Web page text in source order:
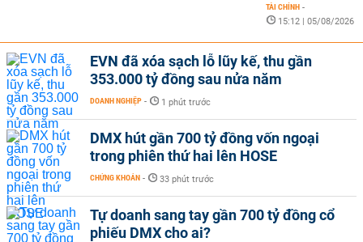
TÀI CHÍNH -
15:12 | 05/08/2026
EVN đã xóa sạch lỗ lũy kế, thu gần
353.000 tỷ đồng sau nửa năm
DOANH NGHIỆP - 1 phút trước
DMX hút gần 700 tỷ đồng vốn ngoại
trong phiên thứ hai lên HOSE
CHỨNG KHOÁN - 33 phút trước
Tự doanh sang tay gần 700 tỷ đồng cổ
phiếu DMX cho ai?